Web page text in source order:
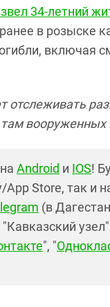
34-летний
в розыске
включая
отслеживать
вооруженных
Android и IOS!
Store, так и
(в
", "